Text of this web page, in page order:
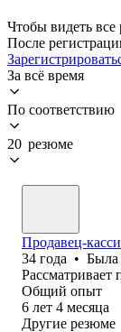
Чтобы видеть все
После
За всё время
По соответствию
20 резюме
Продавец-
34 года • Была
Рассматривает
Общий опыт
6 лет 4 месяца
Другие резюме